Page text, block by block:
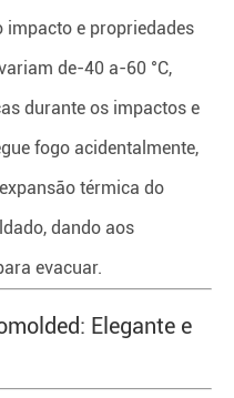
impacto e propriedades
de-40 a-60 °C,
durante os impactos e
fogo acidentalmente,
térmica do
dando aos
evacuar.
Elegante e